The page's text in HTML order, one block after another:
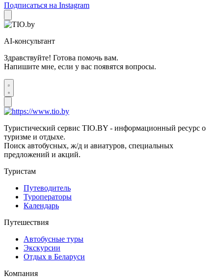
Подписаться на Instagram
AI-консультант
Здравствуйте! Готова помочь вам.
Напишите мне, если у вас появятся вопросы.
Туристический сервис TIO.BY - информационный ресурс о
туризме и отдыхе.
Поиск автобусных, ж/д и авиатуров, специальных
предложений и акций.
Туристам
Путеводитель
Туроператоры
Календарь
Путешествия
Автобусные туры
Экскурсии
Отдых в Беларуси
Компания